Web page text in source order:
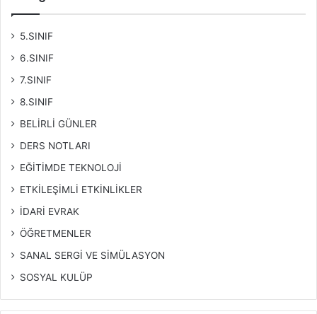
5.SINIF
6.SINIF
7.SINIF
8.SINIF
BELİRLİ GÜNLER
DERS NOTLARI
EĞİTİMDE TEKNOLOJİ
ETKİLEŞİMLİ ETKİNLİKLER
İDARİ EVRAK
ÖĞRETMENLER
SANAL SERGİ VE SİMÜLASYON
SOSYAL KULÜP